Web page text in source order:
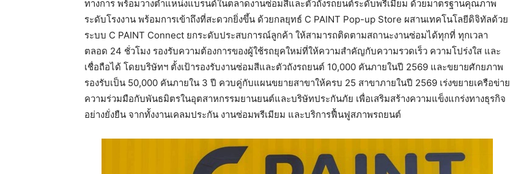
ทางการ พร้อมวางตำแหน่งแบรนด์ในตลาดงานซ่อมสีและตัวถังรถยนต์ระดับพรีเมียม ด้วยมาตรฐานคุณภาพ
ระดับโรงงาน พร้อมการเข้าถึงที่สะดวกยิ่งขึ้น ด้วยกลยุทธ์ C PAINT Pop-up Store ผสานเทคโนโลยีดิจิทัลด้วย
ระบบ C PAINT Connect ยกระดับประสบการณ์ลูกค้า ให้สามารถติดตามสถานะงานซ่อมได้ทุกที่ ทุกเวลา
ตลอด 24 ชั่วโมง รองรับความต้องการของผู้ใช้รถยุคใหม่ที่ให้ความสำคัญกับความรวดเร็ว ความโปร่งใส และ
เชื่อถือได้ โดยบริษัทฯ ตั้งเป้ารองรับงานซ่อมสีและตัวถังรถยนต์ 10,000 คันภายในปี 2569 และขยายศักยภาพ
รองรับเป็น 50,000 คันภายใน 3 ปี ควบคู่กับแผนขยายสาขาให้ครบ 25 สาขาภายในปี 2569 เร่งขยายเครือข่าย
ความร่วมมือกับพันธมิตรในอุตสาหกรรมยานยนต์และบริษัทประกันภัย เพื่อเสริมสร้างความแข็งแกร่งทางธุรกิจ
อย่างยั่งยืน จากทั้งงานเคลมประกัน งานซ่อมพรีเมียม และบริการฟื้นฟูสภาพรถยนต์